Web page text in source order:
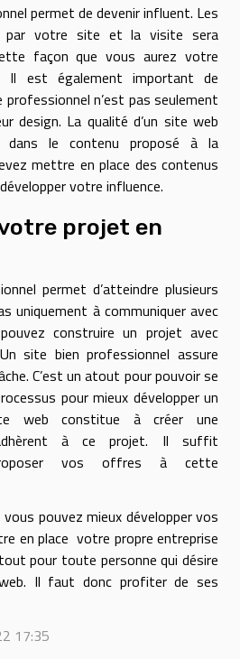
permet de devenir influent. Les
par votre site et la visite sera
façon que vous aurez votre
Il est également important de
professionnel n’est pas seulement
design. La qualité d’un site web
dans le contenu proposé à la
mettre en place des contenus
votre influence.
projet en
permet d’atteindre plusieurs
uniquement à communiquer avec
construire un projet avec
site bien professionnel assure
C’est un atout pour pouvoir se
pour mieux développer un
web constitue à créer une
à ce projet. Il suffit
vos offres à cette
pouvez mieux développer vos
en place votre propre entreprise
pour toute personne qui désire
Il faut donc profiter de ses
17:35